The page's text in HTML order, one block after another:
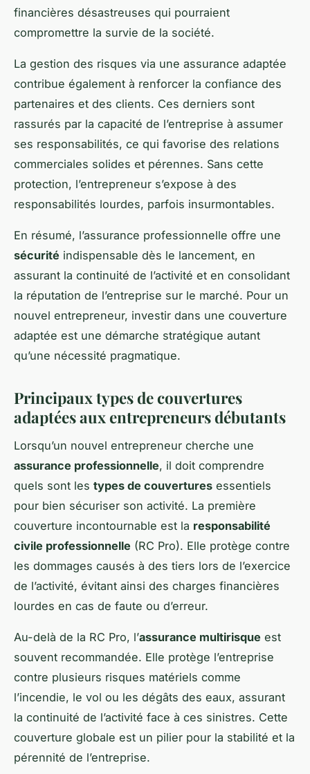
financières désastreuses qui pourraient
compromettre la survie de la société.
La gestion des risques via une assurance adaptée
contribue également à renforcer la confiance des
partenaires et des clients. Ces derniers sont
rassurés par la capacité de l’entreprise à assumer
ses responsabilités, ce qui favorise des relations
commerciales solides et pérennes. Sans cette
protection, l’entrepreneur s’expose à des
responsabilités lourdes, parfois insurmontables.
En résumé, l’assurance professionnelle offre une
sécurité indispensable dès le lancement, en
assurant la continuité de l’activité et en consolidant
la réputation de l’entreprise sur le marché. Pour un
nouvel entrepreneur, investir dans une couverture
adaptée est une démarche stratégique autant
qu’une nécessité pragmatique.
Principaux types de couvertures
adaptées aux entrepreneurs débutants
Lorsqu’un nouvel entrepreneur cherche une
assurance professionnelle, il doit comprendre
quels sont les types de couvertures essentiels
pour bien sécuriser son activité. La première
couverture incontournable est la responsabilité
civile professionnelle (RC Pro). Elle protège contre
les dommages causés à des tiers lors de l’exercice
de l’activité, évitant ainsi des charges financières
lourdes en cas de faute ou d’erreur.
Au-delà de la RC Pro, l’assurance multirisque est
souvent recommandée. Elle protège l’entreprise
contre plusieurs risques matériels comme
l’incendie, le vol ou les dégâts des eaux, assurant
la continuité de l’activité face à ces sinistres. Cette
couverture globale est un pilier pour la stabilité et la
pérennité de l’entreprise.